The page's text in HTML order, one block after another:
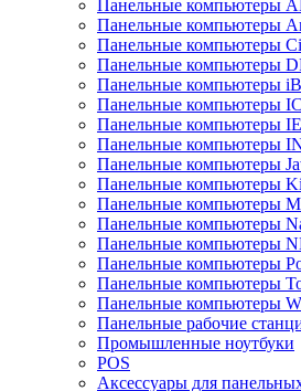
Панельные компьютеры
Панельные компьютеры
Панельные компьютеры
Панельные компьютеры
Панельные компьютеры
Панельные компьютеры
Панельные компьютеры
Панельные компьютеры
Панельные компьютеры
Панельные компьютеры
Панельные компьютеры
Панельные компьютеры
Панельные компьютеры
Панельные компьютеры
Панельные компьютеры
Панельные компьютеры
Панельные рабочие
Промышленные ноутбуки
POS
Аксессуары для